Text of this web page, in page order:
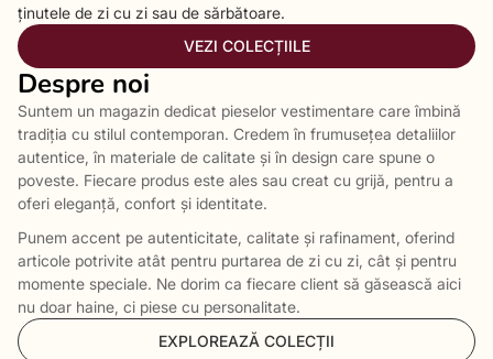
ținutele de zi cu zi sau de sărbătoare.
VEZI COLECȚIILE
Despre noi
Suntem un magazin dedicat pieselor vestimentare care îmbină
tradiția cu stilul contemporan. Credem în frumusețea detaliilor
autentice, în materiale de calitate și în design care spune o
poveste. Fiecare produs este ales sau creat cu grijă, pentru a
oferi eleganță, confort și identitate.
Punem accent pe autenticitate, calitate și rafinament, oferind
articole potrivite atât pentru purtarea de zi cu zi, cât și pentru
momente speciale. Ne dorim ca fiecare client să găsească aici
nu doar haine, ci piese cu personalitate.
EXPLOREAZĂ COLECȚII